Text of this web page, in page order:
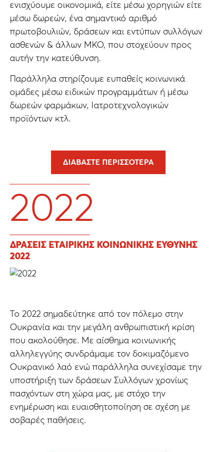
ενισχύουμε οικονομικά, είτε μέσω χορηγιών είτε
μέσω δωρεών, ένα σημαντικό αριθμό
πρωτοβουλιών, δράσεων και εντύπων συλλόγων
ασθενών & άλλων ΜΚΟ, που στοχεύουν προς
αυτήν την κατεύθυνση.
Παράλληλα στηρίζουμε ευπαθείς κοινωνικά
ομάδες μέσω ειδικών προγραμμάτων ή μέσω
δωρεών φαρμάκων, Ιατροτεχνολογικών
προϊόντων κτλ.
ΔΙΑΒΆΣΤΕ ΠΕΡΙΣΣΌΤΕΡΑ
2022
ΔΡΑΣΕΙΣ ΕΤΑΙΡΙΚΗΣ ΚΟΙΝΩΝΙΚΗΣ ΕΥΘΥΝΗΣ
2022
Το 2022 σημαδεύτηκε από τον πόλεμο στην
Ουκρανία και την μεγάλη ανθρωπιστική κρίση
που ακολούθησε. Με αίσθημα κοινωνικής
αλληλεγγύης συνδράμαμε τον δοκιμαζόμενο
Ουκρανικό λαό ενώ παράλληλα συνεχίσαμε την
υποστήριξη των δράσεων Συλλόγων χρονίως
πασχόντων στη χώρα μας, με στόχο την
ενημέρωση και ευαισθητοποίηση σε σχέση με
σοβαρές παθήσεις.